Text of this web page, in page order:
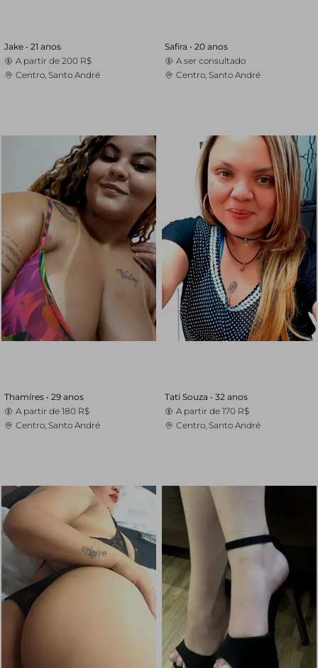
Jake • 21 anos
A partir de 200 R$
Centro, Santo André
Safira • 20 anos
A ser consultado
Centro, Santo André
Thamíres • 29 anos
A partir de 180 R$
Centro, Santo André
Tati Souza • 32 anos
A partir de 170 R$
Centro, Santo André